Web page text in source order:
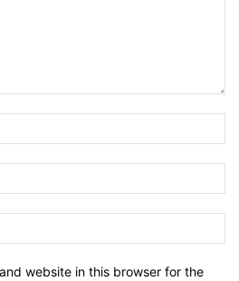
website in this browser for the